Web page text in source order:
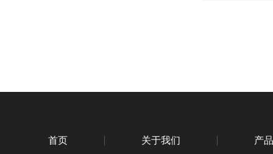
首页 关于我们 产